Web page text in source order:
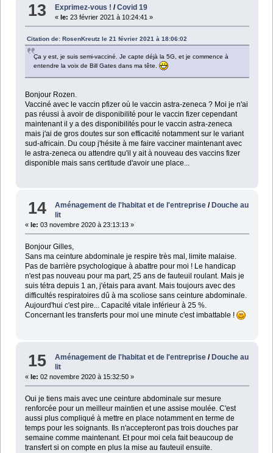
13 Exprimez-vous ! /Covid 19
«le: 23 février 2021 à 10:24:41 »
Citation de: RosenKreutz le 21 février 2021 à 18:06:02
Ça y est, je suis semi-vacciné. Je capte déjà la 5G, et je commence à
entendre la voix de Bill Gates dans ma tête.
Bonjour Rozen.
Vacciné avec le vaccin pfizer où le vaccin astra-zeneca ? Moi je n'ai
pas réussi à avoir de disponibilité pour le vaccin fizer cependant
maintenant il y a des disponibilités pour le vaccin astra-zeneca
mais j'ai de gros doutes sur son efficacité notamment sur le variant
sud-africain. Du coup j'hésite à me faire vacciner maintenant avec
le astra-zeneca ou attendre qu'il y ait à nouveau des vaccins fizer
disponible mais sans certitude d'avoir une place...
14 Aménagement de l'habitat et de l'entreprise / Douche au
lit
« le: 03 novembre 2020 à 23:13:13 »
Bonjour Gilles,
Sans ma ceinture abdominale je respire très mal, limite malaise.
Pas de barrière psychologique à abattre pour moi ! Le handicap
n'est pas nouveau pour ma part, 25 ans de fauteuil roulant. Mais je
suis tétra depuis 1 an, j'étais para avant. Mais toujours avec des
difficultés respiratoires dû à ma scoliose sans ceinture abdominale.
Aujourd'hui c'est pire... Capacité vitale inférieur à 25 %.
Concernant les transferts pour moi une minute c'est imbattable !
15 Aménagement de l'habitat et de l'entreprise / Douche au
lit
« le: 02 novembre 2020 à 15:32:50 »
Oui je tiens mais avec une ceinture abdominale sur mesure
renforcée pour un meilleur maintien et une assise moulée. C'est
aussi plus compliqué à mettre en place notamment en terme de
temps pour les soignants. Ils n'accepteront pas trois douches par
semaine comme maintenant. Et pour moi cela fait beaucoup de
transfert si on compte en plus la mise au fauteuil ensuite.